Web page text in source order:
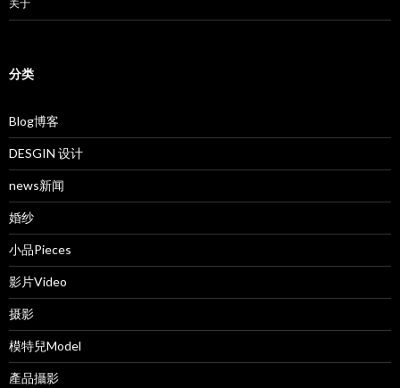
关于
分类
Blog博客
DESGIN 设计
news新闻
婚纱
小品Pieces
影片Video
摄影
模特兒Model
產品攝影